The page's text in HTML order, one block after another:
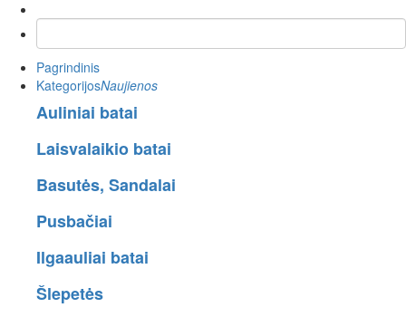
Pagrindinis
KategorijosNaujienos
Auliniai batai
Laisvalaikio batai
Basutės, Sandalai
Pusbačiai
Ilgaauliai batai
Šlepetės